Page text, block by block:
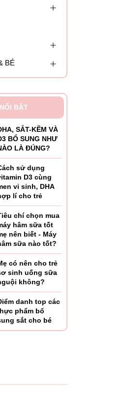
BÉ
BẬT
SẮT-KẼM VÀ
BỔ SUNG NHƯ
LÀ ĐÚNG?
sử dụng
D3 cùng
vi sinh, DHA
lí cho trẻ
chí chọn mua
hâm sữa tốt
nên biết - Máy
sữa nào tốt?
có nên cho trẻ
sinh uống sữa
không?
danh top các
phẩm bổ
sắt cho bé